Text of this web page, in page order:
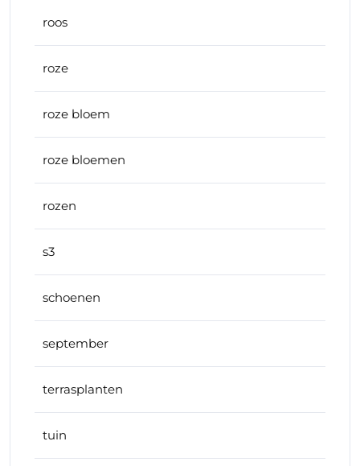
roos
roze
roze bloem
roze bloemen
rozen
s3
schoenen
september
terrasplanten
tuin